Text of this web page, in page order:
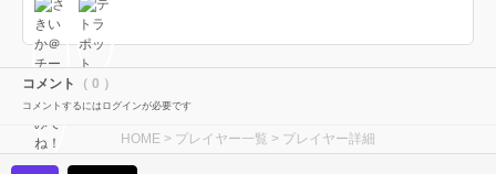
コメント （ 0 ）
コメントするにはログインが必要です
HOME > プレイヤー一覧 > プレイヤー詳細